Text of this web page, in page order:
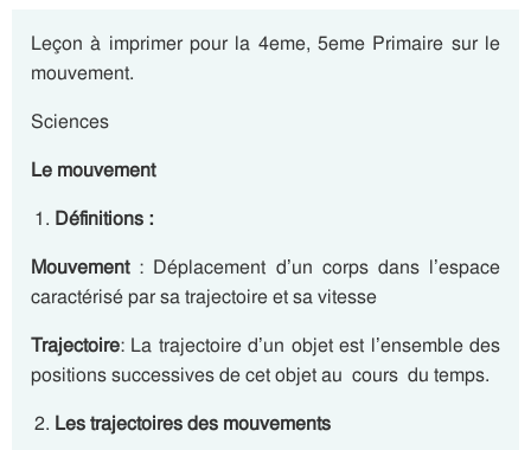
Leçon à imprimer pour la 4eme, 5eme Primaire sur le
mouvement.
Sciences
Le mouvement
Définitions :
Mouvement: Déplacement d’un corps dans l’espace
caractérisé par sa trajectoire et sa vitesse
Trajectoire: La trajectoire d’un objet est l’ensemble des
positions successives de cet objet au cours du temps.
Les trajectoires des mouvements